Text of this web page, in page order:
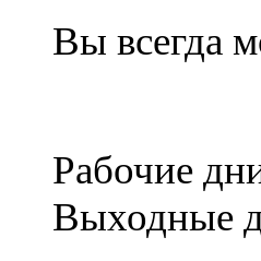
Вы всегда
Рабочие
Выходные